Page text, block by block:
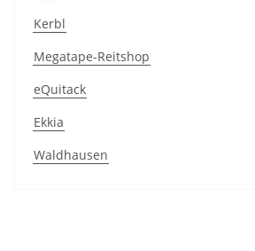
Kerbl
Megatape-Reitshop
eQuitack
Ekkia
Waldhausen